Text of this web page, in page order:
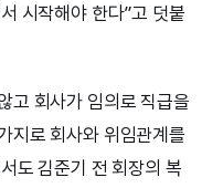
시작해야 한다”고 덧붙
고 회사가 임의로 직급을
지로 회사와 위임관계를
도 김준기 전 회장의 복